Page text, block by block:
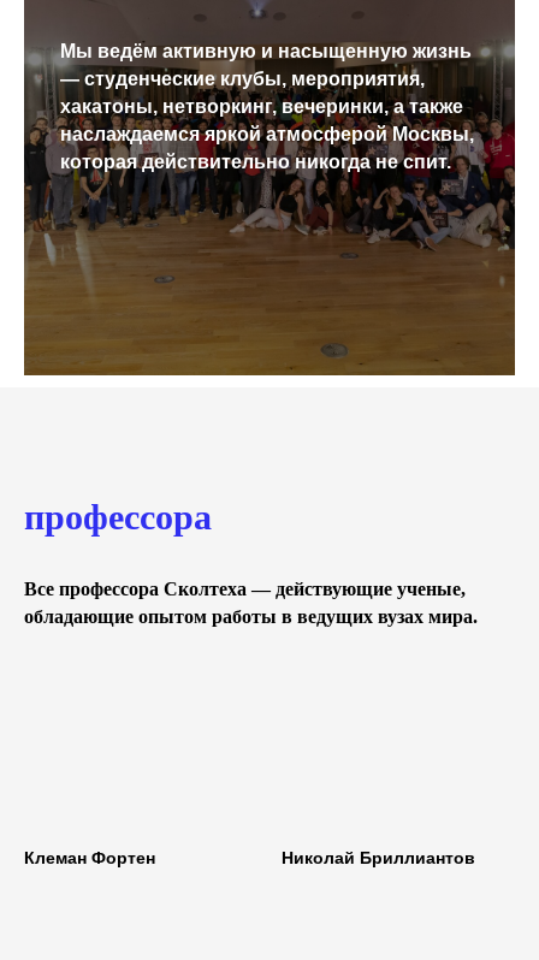
Мы ведём активную и насыщенную жизнь
— студенческие клубы, мероприятия,
хакатоны, нетворкинг, вечеринки, а также
наслаждаемся яркой атмосферой Москвы,
которая действительно никогда не спит.
профессора
Все профессора Сколтеха — действующие ученые,
обладающие опытом работы в ведущих вузах мира.
Клеман Фортен Николай Бриллиантов